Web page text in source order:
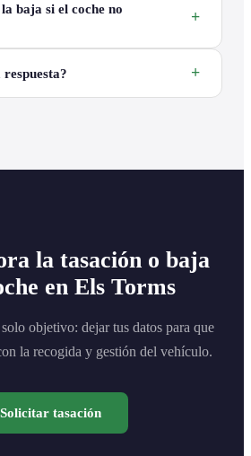
baja si el coche no
la tasación o baja
en Els Torms
objetivo: dejar tus datos para que
la recogida y gestión del vehículo.
Solicitar tasación